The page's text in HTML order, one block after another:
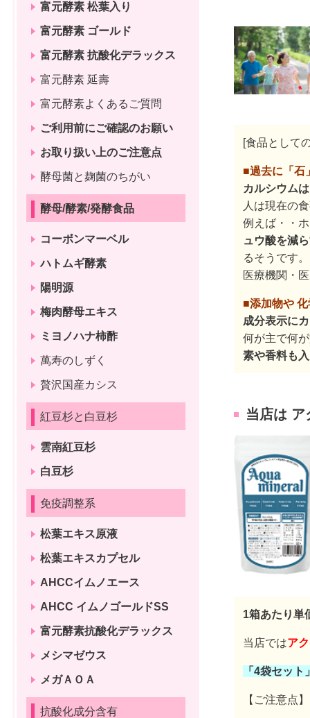
[食品として
■過去に「石
カルシウム
人は現在の
例えば・・
ュウ酸を減
るそうです
医療機関・
■添加物や
成分表示に
何が主で何が
素や香料も
当店は
1箱あたり単
当店ではア
「4袋セッ
【ご注意点】
富元酵素 松葉入り
富元酵素 ゴールド
富元酵素 抗酸化デラックス
富元酵素 延壽
富元酵素よくあるご質問
ご利用前にご確認のお願い
お取り扱い上のご注意点
酵母菌と麹菌のちがい
酵母/酵素/発酵食品
コーボンマーベル
ハトムギ酵素
陽明源
梅肉酵母エキス
ミヨノハナ柿酢
萬寿のしずく
贅沢国産カシス
紅豆杉と白豆杉
雲南紅豆杉
白豆杉
免疫調整系
松葉エキス原液
松葉エキスカプセル
AHCCイムノエース
AHCC イムノゴールドSS
富元酵素抗酸化デラックス
メシマゼウス
メガＡＯＡ
抗酸化成分含有